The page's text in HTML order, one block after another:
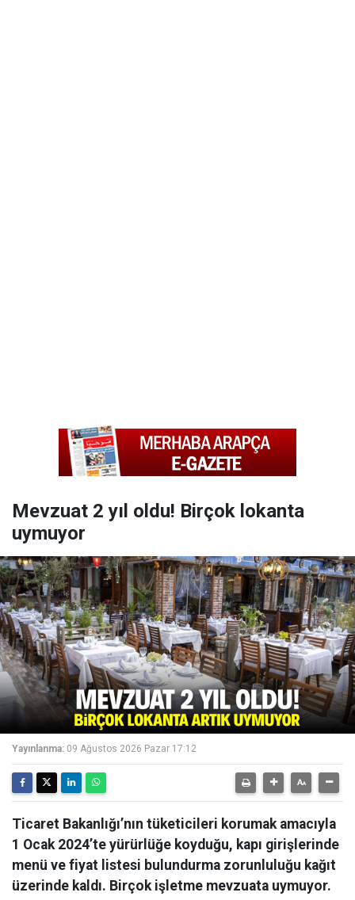
Mevzuat 2 yıl oldu! Birçok lokanta
uymuyor
Yayınlanma: 09 Ağustos 2026 Pazar 17:12
Ticaret Bakanlığı’nın tüketicileri korumak amacıyla
1 Ocak 2024’te yürürlüğe koyduğu, kapı girişlerinde
menü ve fiyat listesi bulundurma zorunluluğu kağıt
üzerinde kaldı. Birçok işletme mevzuata uymuyor.